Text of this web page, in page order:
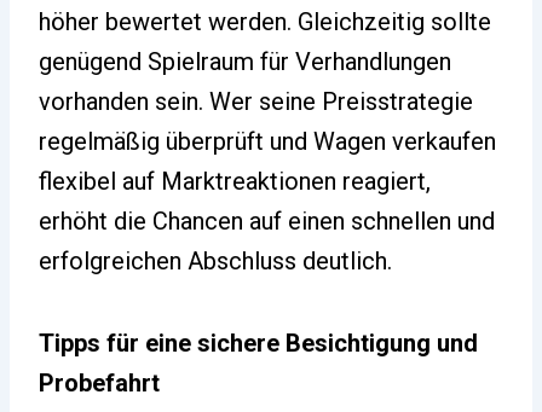
höher bewertet werden. Gleichzeitig sollte
genügend Spielraum für Verhandlungen
vorhanden sein. Wer seine Preisstrategie
regelmäßig überprüft und Wagen verkaufen
flexibel auf Marktreaktionen reagiert,
erhöht die Chancen auf einen schnellen und
erfolgreichen Abschluss deutlich.
Tipps für eine sichere Besichtigung und
Probefahrt